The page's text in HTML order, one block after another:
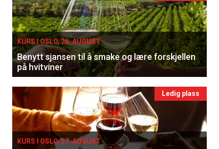
KURS I OSLO, 26. AUGUST
Benytt sjansen til å smake og lære forskjellen
på hvitviner
Ledig plass
KURS I OSLO, 27. AUGUST